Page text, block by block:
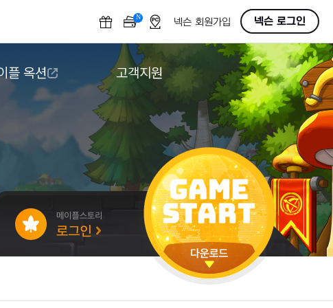
N OFF넥슨 회원가입 넥슨 로그인
플 옥션 고객지원
도움말/1:1문의
버그악용/불법프로그램 신고
게임 접근성